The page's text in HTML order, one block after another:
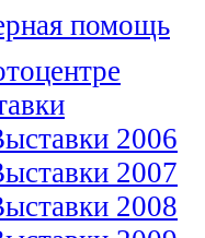
помощь
2006
2007
2008